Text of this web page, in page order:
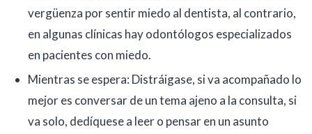
vergüenza por sentir miedo al dentista, al contrario,
en algunas clínicas hay odontólogos especializados
en pacientes con miedo.
Mientras se espera: Distráigase, si va acompañado lo
mejor es conversar de un tema ajeno a la consulta, si
va solo, dedíquese a leer o pensar en un asunto